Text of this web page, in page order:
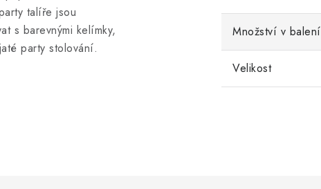
talíře jsou
s barevnými kelímky,
party stolování.
Množství v balení
Velikost